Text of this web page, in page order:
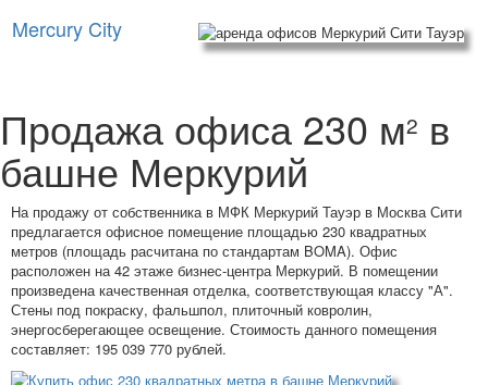
Mercury City
Продажа офиса 230 м2 в
башне Меркурий
На продажу от собственника в МФК Меркурий Тауэр в Москва Сити
предлагается офисное помещение площадью 230 квадратных
метров (площадь расчитана по стандартам BOMA). Офис
расположен на 42 этаже бизнес-центра Меркурий. В помещении
произведена качественная отделка, соответствующая классу "А".
Стены под покраску, фальшпол, плиточный ковролин,
энергосберегающее освещение. Стоимость данного помещения
составляет: 195 039 770 рублей.